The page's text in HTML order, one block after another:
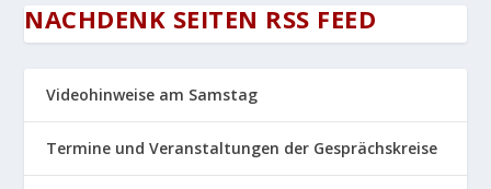
NACHDENK SEITEN RSS FEED
Videohinweise am Samstag
Termine und Veranstaltungen der Gesprächskreise